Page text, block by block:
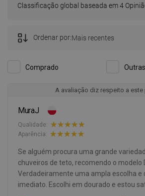
Classificação global baseada em 4
Comprado
Ordenar por:Mais recentes
A avaliação diz respeito a
MuraJ
Qualidade:
Aparência:
Se alguém procura uma grande
chuveiros de teto, recomendo o modelo
Verdadeiramente uma ampla escolha e
imediato. Escolhi em dourado e estou